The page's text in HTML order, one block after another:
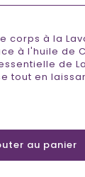
corps à la
à l'huile de
de
tout en
au panier